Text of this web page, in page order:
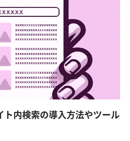
ト内検索の導入方法やツール